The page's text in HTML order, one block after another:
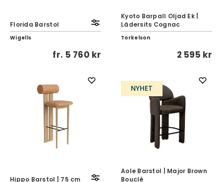
Florida Barstol
Wigells
fr. 5 760 kr
Kyoto Barpall Oljad Ek |
Lädersits Cognac
Torkelson
2 595 kr
Hippo Barstol | 75 cm
NYHET
Aole Barstol | Major Brown
Bouclé